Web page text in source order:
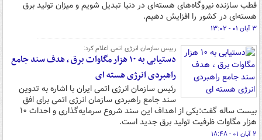
قطب سازنده نیروگاه‌های هسته‌ای در دنیا تبدیل شویم و میزان تولید برق
هسته‌ای در کشور را افزایش دهیم.
۳ آبان ۰۱ - ۱۳:۰۲
رییس سازمان انرژی اتمی اعلام کرد:
دستیابی به ۱۰ هزار مگاوات برق ، هدف سند جامع
راهبردی انرژی هسته ای
رئیس سازمان انرژی اتمی ایران با اشاره به تدوین
سند جامع راهبردی سازمان انرژی اتمی برای افق
بیست ساله گفت:یکی از اهداف این سند شروع سرمایه‌گذاری و احداث ۱۰
هزار مگاوات ظرفیت تولید برق جدید است.
۲ آبان ۰۱ - ۱۸:۴۸